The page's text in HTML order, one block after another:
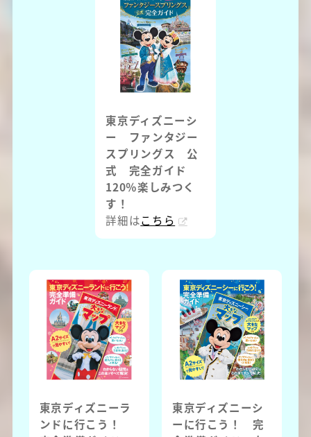
東京ディズニーシ
ー ファンタジー
スプリングス 公
式 完全ガイド
120％楽しみつく
す！
詳細はこちら
東京ディズニーラ
ンドに行こう！
東京ディズニーシ
ーに行こう！ 完